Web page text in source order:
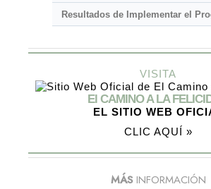
Resultados de Implementar el
VISITA
El CAMINO A LA
EL SITIO WEB
CLIC AQUÍ »
MÁSINFORMACIÓN